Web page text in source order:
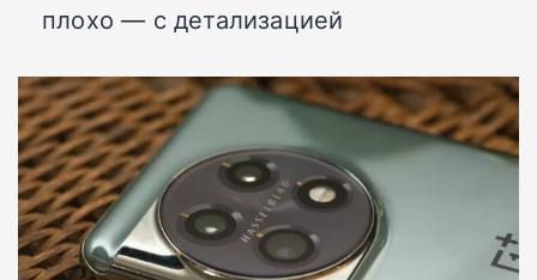
плохо — с детализацией